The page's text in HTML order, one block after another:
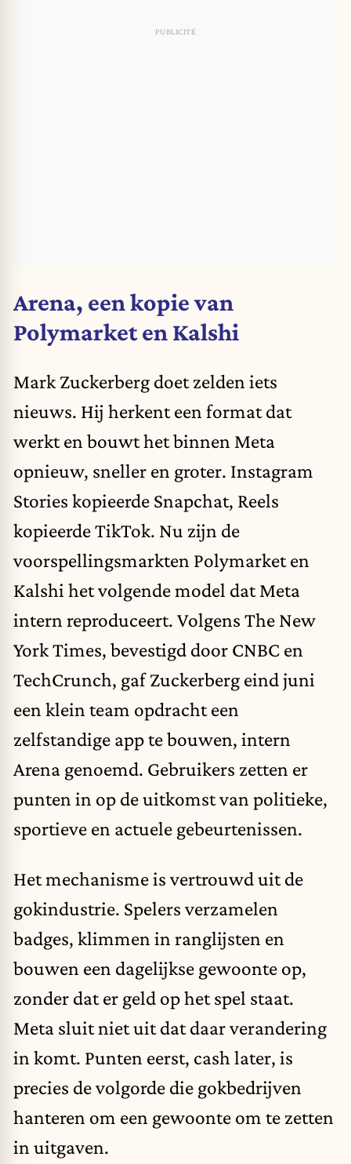
Arena, een kopie van
Polymarket en Kalshi
Mark Zuckerberg doet zelden iets
nieuws. Hij herkent een format dat
werkt en bouwt het binnen Meta
opnieuw, sneller en groter. Instagram
Stories kopieerde Snapchat, Reels
kopieerde TikTok. Nu zijn de
voorspellingsmarkten Polymarket en
Kalshi het volgende model dat Meta
intern reproduceert. Volgens The New
York Times, bevestigd door CNBC en
TechCrunch, gaf Zuckerberg eind juni
een klein team opdracht een
zelfstandige app te bouwen, intern
Arena genoemd. Gebruikers zetten er
punten in op de uitkomst van politieke,
sportieve en actuele gebeurtenissen.
Het mechanisme is vertrouwd uit de
gokindustrie. Spelers verzamelen
badges, klimmen in ranglijsten en
bouwen een dagelijkse gewoonte op,
zonder dat er geld op het spel staat.
Meta sluit niet uit dat daar verandering
in komt. Punten eerst, cash later, is
precies de volgorde die gokbedrijven
hanteren om een gewoonte om te zetten
in uitgaven.